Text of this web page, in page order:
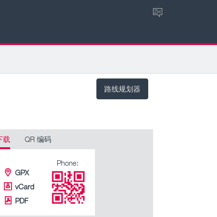
ZH
路线规划器
载 QR 编码
GPX
vCard
PDF
Phone: